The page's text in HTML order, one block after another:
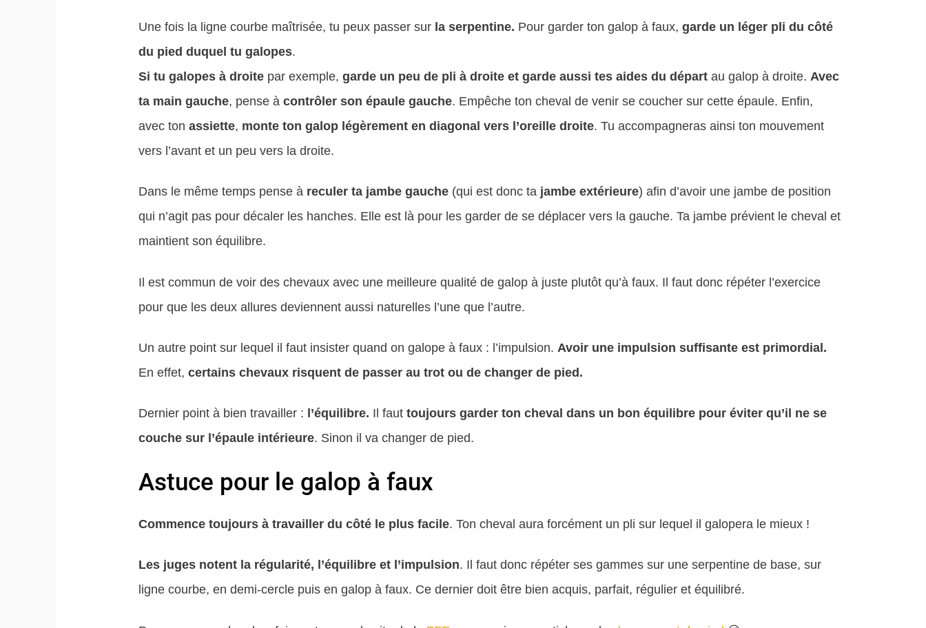
Une fois la ligne courbe maîtrisée, tu peux passer sur la serpentine. Pour garder ton galop à faux,garde un léger pli du côté
du pied duquel tu galopes.
Si tu galopes à droite par exemple,garde un peu de pli à droite et garde aussi tes aides du départ au galop à droite. Avec
ta main gauche, pense àcontrôler son épaule gauche. Empêche ton cheval de venir se coucher sur cette épaule. Enfin,
avec tonassiette, monte ton galop légèrement en diagonal vers l’oreille droite. Tu accompagneras ainsi ton mouvement
vers l’avant et un peu vers la droite.
Dans le même temps pense à reculer ta jambe gauche (qui est donc ta jambe extérieure) afin d’avoir une jambe de position
qui n’agit pas pour décaler les hanches. Elle est là pour les garder de se déplacer vers la gauche. Ta jambe prévient le cheval et
maintient son équilibre.
Il est commun de voir des chevaux avec une meilleure qualité de galop à juste plutôt qu’à faux. Il faut donc répéter l’exercice
pour que les deux allures deviennent aussi naturelles l’une que l’autre.
Un autre point sur lequel il faut insister quand on galope à faux : l’impulsion.Avoir une impulsion suffisante est primordial.
En effet,certains chevaux risquent de passer au trot ou de changer de pied.
Dernier point à bien travailler : l’équilibre. Il fauttoujours garder ton cheval dans un bon équilibre pour éviter qu’il ne se
couche sur l’épaule intérieure. Sinon il va changer de pied.
Astuce pour le galop à faux
Commence toujours à travailler du côté le plus facile. Ton cheval aura forcément un pli sur lequel il galopera le mieux !
Les juges notent la régularité, l’équilibre et l’impulsion. Il faut donc répéter ses gammes sur une serpentine de base, sur
ligne courbe, en demi-cercle puis en galop à faux. Ce dernier doit être bien acquis, parfait, régulier et équilibré.